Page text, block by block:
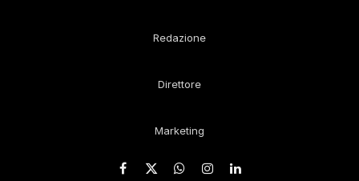
Redazione
Direttore
Marketing